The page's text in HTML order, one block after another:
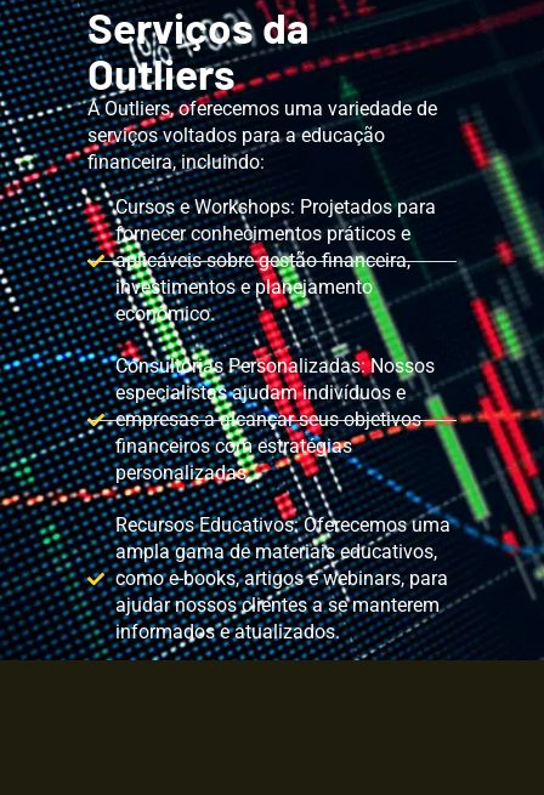
Serviços da
Outliers
A Outliers, oferecemos uma variedade de
serviços voltados para a educação
financeira, incluindo:
Cursos e Workshops: Projetados para
fornecer conhecimentos práticos e
aplicáveis sobre gestão financeira,
investimentos e planejamento
econômico.
Consultorias Personalizadas: Nossos
especialistas ajudam indivíduos e
empresas a alcançar seus objetivos
financeiros com estratégias
personalizadas.
Recursos Educativos: Oferecemos uma
ampla gama de materiais educativos,
como e-books, artigos e webinars, para
ajudar nossos clientes a se manterem
informados e atualizados.